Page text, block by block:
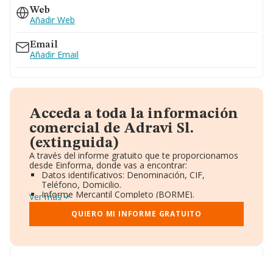
Web
Añadir Web
Email
Añadir Email
Acceda a toda la información
comercial de Adravi Sl.
(extinguida)
A través del informe gratuito que te proporcionamos
desde Einforma, donde vas a encontrar:
Datos identificativos: Denominación, CIF,
Teléfono, Domicilio.
Informe Mercantil Completo (BORME).
Gráficos de Evolución Ventas y Empleados.
Consejo de Administración y Administradores.
Directivos y Ejecutivos.
Ver más
QUIERO MI INFORME GRATUITO